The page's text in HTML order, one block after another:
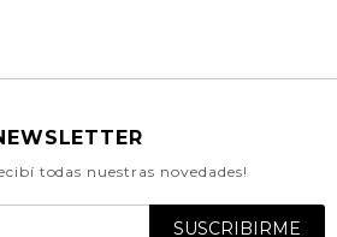
todas nuestras novedades!
SUSCRIBIRME